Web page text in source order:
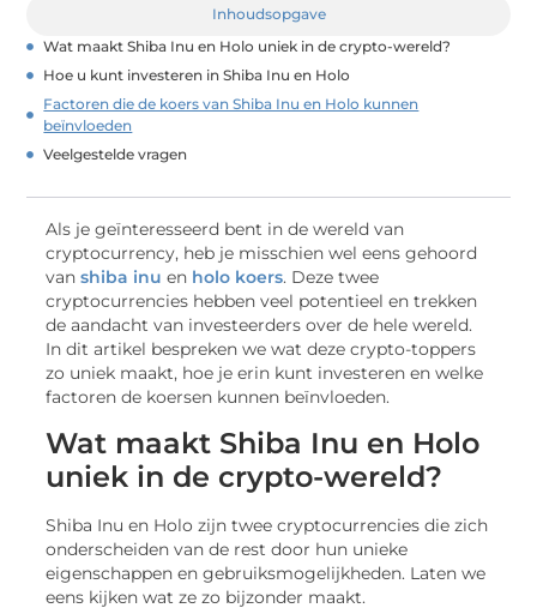
Inhoudsopgave
Wat maakt Shiba Inu en Holo uniek in de crypto-wereld?
Hoe u kunt investeren in Shiba Inu en Holo
Factoren die de koers van Shiba Inu en Holo kunnen
beïnvloeden
Veelgestelde vragen
Als je geïnteresseerd bent in de wereld van
cryptocurrency, heb je misschien wel eens gehoord
vanshiba inu en holo koers. Deze twee
cryptocurrencies hebben veel potentieel en trekken
de aandacht van investeerders over de hele wereld.
In dit artikel bespreken we wat deze crypto-toppers
zo uniek maakt, hoe je erin kunt investeren en welke
factoren de koersen kunnen beïnvloeden.
Wat maakt Shiba Inu en Holo
uniek in de crypto-wereld?
Shiba Inu en Holo zijn twee cryptocurrencies die zich
onderscheiden van de rest door hun unieke
eigenschappen en gebruiksmogelijkheden. Laten we
eens kijken wat ze zo bijzonder maakt.